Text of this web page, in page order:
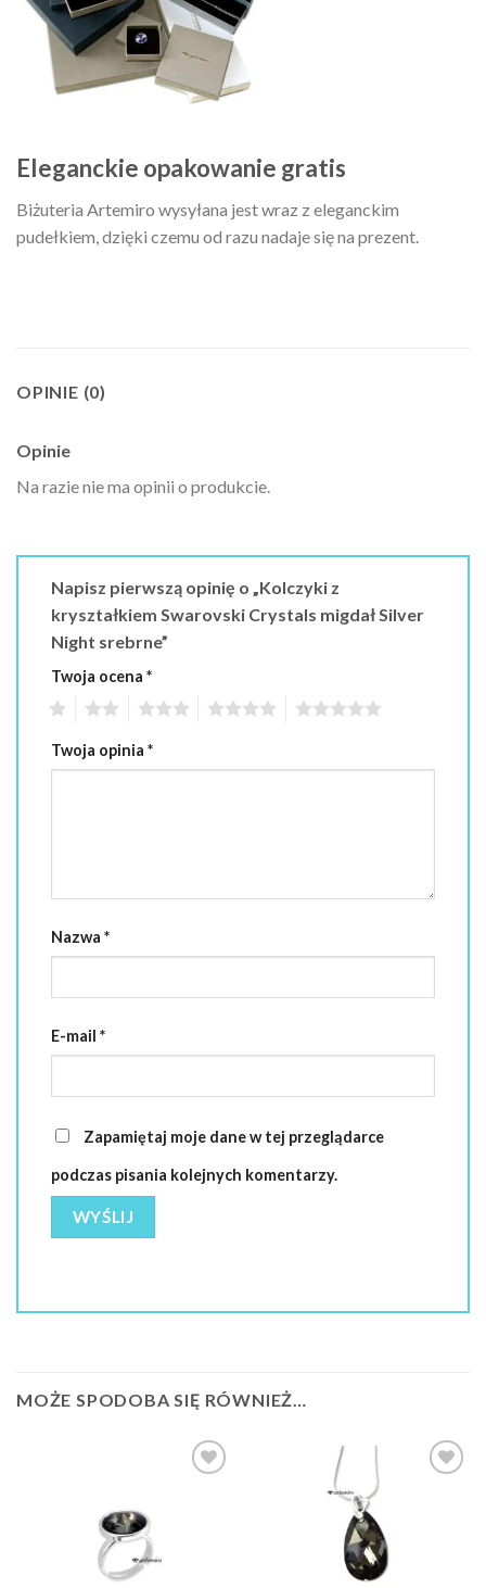
Eleganckie opakowanie gratis
Biżuteria Artemiro wysyłana jest wraz z eleganckim
pudełkiem, dzięki czemu od razu nadaje się na prezent.
OPINIE (0)
Opinie
Na razie nie ma opinii o produkcie.
Napisz pierwszą opinię o „Kolczyki z
kryształkiem Swarovski Crystals migdał Silver
Night srebrne”
Twoja ocena *
Twoja opinia *
Nazwa *
E-mail *
Zapamiętaj moje dane w tej przeglądarce
podczas pisania kolejnych komentarzy.
MOŻE SPODOBA SIĘ RÓWNIEŻ…